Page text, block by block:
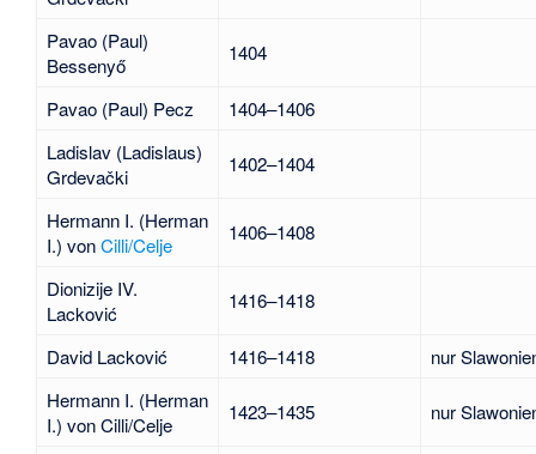
Pavao (Paul)
Bessenyő
1404
Pavao (Paul) Pecz
1404–1406
Ladislav (Ladislaus)
Grdevački
1402–1404
Hermann I. (Herman
I.) vonCilli/Celje
1406–1408
Dionizije IV.
Lacković
1416–1418
David Lacković 1416–1418
nur
Hermann I. (Herman
I.) von Cilli/Celje
1423–1435 nur